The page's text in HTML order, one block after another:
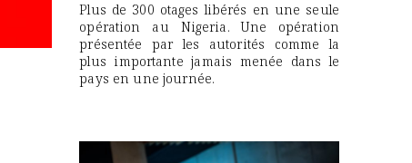
Plus de 300 otages libérés en une seule
opération au Nigeria. Une opération
présentée par les autorités comme la
plus importante jamais menée dans le
pays en une journée.